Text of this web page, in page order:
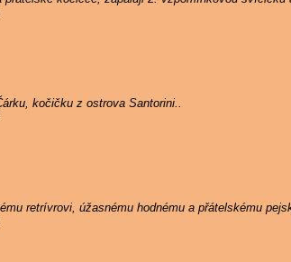
kočičku z ostrova Santorini..
retrívrovi, úžasnému hodnému a přátelskému